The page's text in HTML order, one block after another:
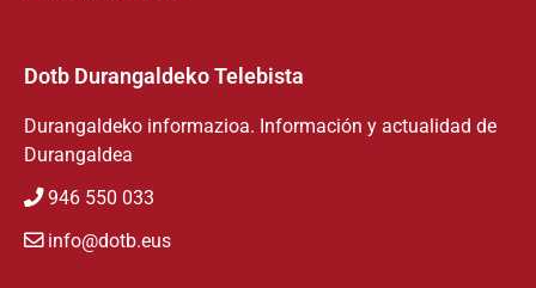
Dotb Durangaldeko Telebista
Durangaldeko informazioa. Información y actualidad de
Durangaldea
946 550 033
info@dotb.eus